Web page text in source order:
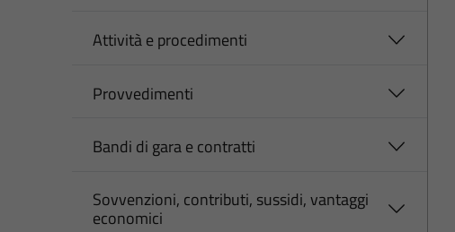
Attività e procedimenti
Provvedimenti
Bandi di gara e contratti
Sovvenzioni, contributi, sussidi, vantaggi
economici